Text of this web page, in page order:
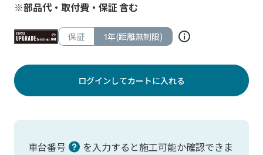
※部品代・取付費・保証 含む
保証 1年(距離無制限)
ログインしてカートに入れる
車台番号
を入力すると施工可能か確認できま